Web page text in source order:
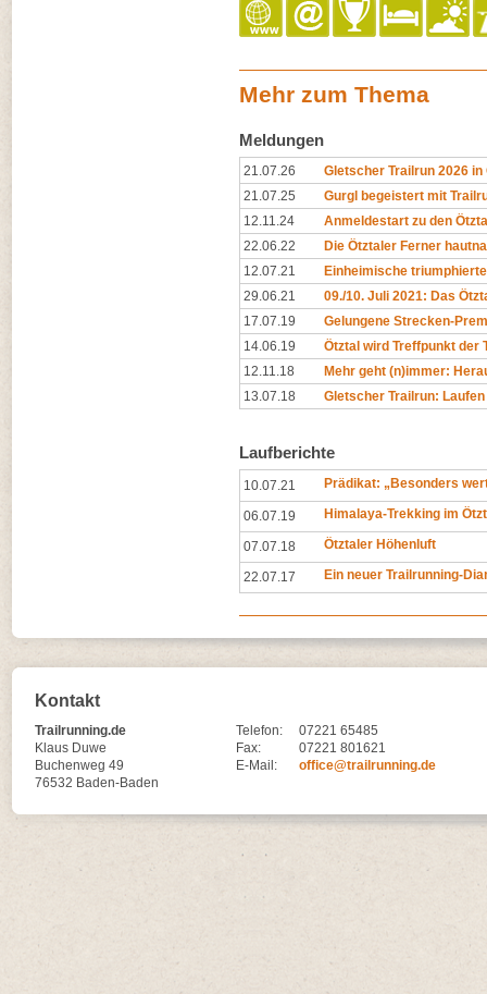
Mehr zum Thema
Meldungen
21.07.26
Gletscher Trailrun 2026
21.07.25
Gurgl begeistert mit
12.11.24
Anmeldestart zu den
22.06.22
Die Ötztaler Ferner
12.07.21
Einheimische
29.06.21
09./10. Juli 2021: Das
17.07.19
Gelungene Strecken-
14.06.19
Ötztal wird Treffpunkt der
12.11.18
Mehr geht (n)immer:
13.07.18
Gletscher Trailrun:
Laufberichte
10.07.21 Prädikat: „Besonders
06.07.19 Himalaya-Trekking im
07.07.18 Ötztaler Höhenluft
22.07.17 Ein neuer Trailrunning-
Kontakt
Trailrunning.de
Klaus Duwe
Buchenweg 49
76532 Baden-Baden
Telefon:
07221 65485
Fax:
07221 801621
E-Mail:
office@trailrunning.de